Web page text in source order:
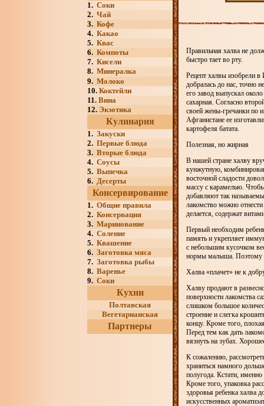
1. Соки
2. Чай
3. Кофе
4. Какао
5. Квас
6. Компоты
7. Кисели
8. Минералка
9. Молоко
10. Коктейли
11. Вина
12. Экзотика
Кулинария
1. Закуски
2. Первые блюда
3. Вторые блюда
4. Соусы
5. Выпечка
6. Десерты
Консервирование
1. Общие правила
2. Консервация
3. Маринование
4. Соление
5. Квашение
6. Заготовка мяса
7. Заготовка рыбы
8. Варенье
9. Соки
Кухни
Полтавская
Вегетарианская
Партнеры
Правильная халва не
быстро тает во рту.
Рецепт халвы изобрели
добралась до нас, точно
его завод выпускал
сахарная. Согласно
своей жены-гречанки по
Афганистане ее
картофеля батата.
Полезная, но жирная
В нашей стране халву
кунжутную,
восточной сладости
массу с карамелью.
добавляют так
лакомство можно
делается, содержат
Первый необходим
память и укрепляет
с небольшим кусочком
нормы малыша. Поэтому
Халва «плачет» не к
Халву продают в
поверхности лакомства
слишком большое
строение и слегка
концу. Кроме того,
Перед тем как дать
вязнуть на зубах.
К сожалению,
храниться намного
полугода. Кстати, именно
Кроме того, упаковка
здоровья ребенка халва
искусственных